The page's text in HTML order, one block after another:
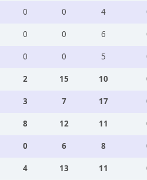
0 0 4
0 0 6
0 0 5
2 15 10
3 7 17
8 12 11
0 6 8
4 13 11